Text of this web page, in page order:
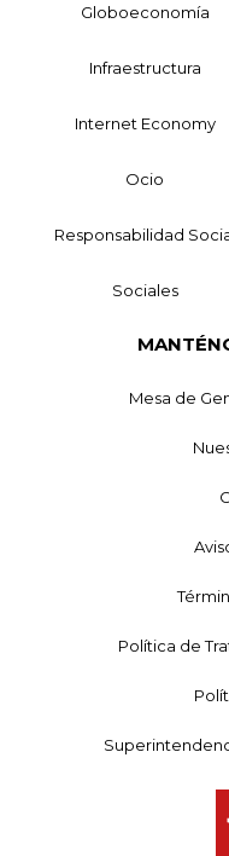
Globoeconomía
Infraestructura
Internet Economy
Ocio
Responsabilidad
Sociales
Mesa de
Política de